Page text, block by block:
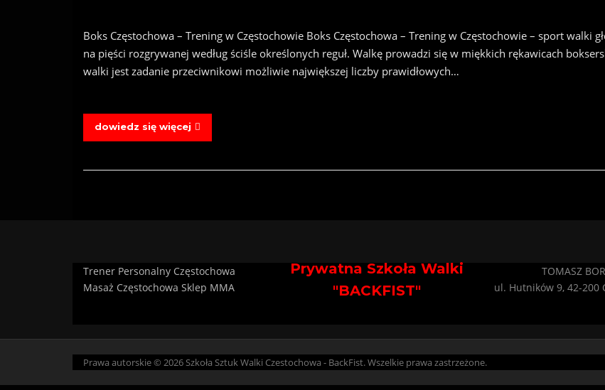
Boks Częstochowa – Trening w Częstochowie Boks Częstochowa – Trening w Częstochowie – sport walki
na pięści rozgrywanej według ściśle określonych reguł. Walkę prowadzi się w miękkich rękawicach
walki jest zadanie przeciwnikowi możliwie największej liczby prawidłowych…
dowiedz się więcej
Trener Personalny Częstochowa
Masaż Częstochowa Sklep MMA
Prywatna Szkoła Walki
"BACKFIST"
TOMASZ
ul. Hutników 9, 42-200
Prawa autorskie © 2026 Szkoła Sztuk Walki Czestochowa - BackFist. Wszelkie prawa zastrzeżone.